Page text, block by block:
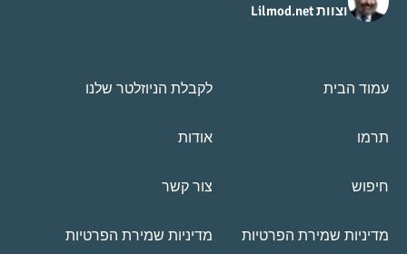
וצוות Lilmod.net
עמוד הבית לקבלת הניוזלטר שלנו
תרמו אודות
חיפוש צור קשר
מדיניות שמירת הפרטיות מדיניות שמירת הפרטיות